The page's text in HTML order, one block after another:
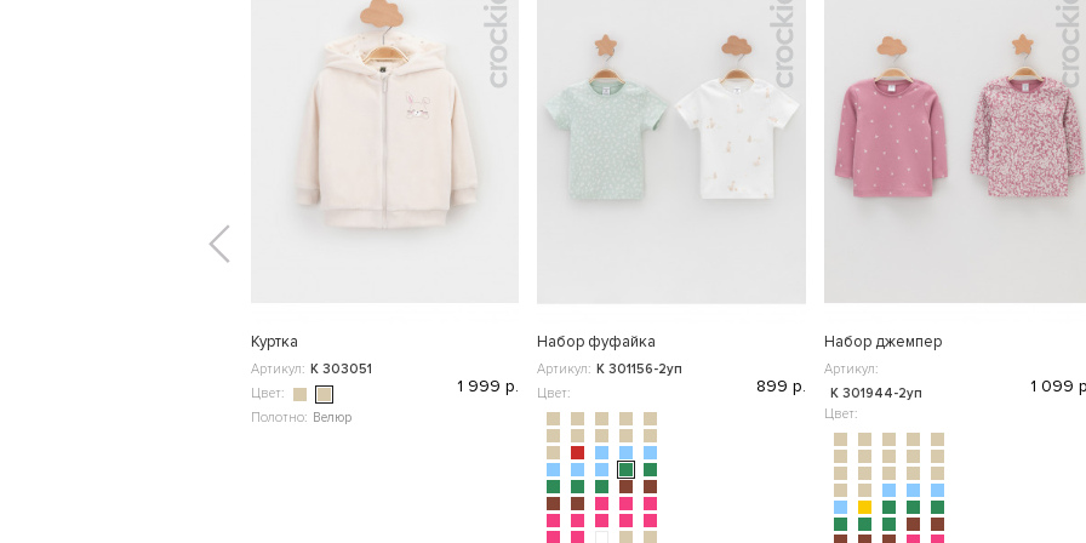
Куртка
Артикул: К 303051
Цвет:
Полотно: Велюр
1 999 р.
Набор фуфайка
Артикул: К 301156-2уп
Цвет:
899 р.
Набор джемпер
Артикул:
К 301944-2уп
Цвет:
1 099